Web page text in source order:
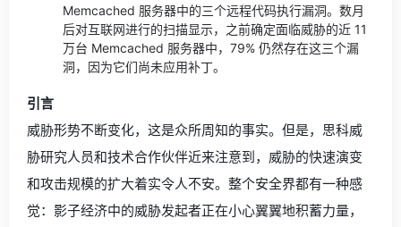
Memcached 服务器中的三个远程代码执行漏洞。数月
后对互联网进行的扫描显示，之前确定面临威胁的近 11
万台 Memcached 服务器中，79% 仍然存在这三个漏
洞，因为它们尚未应用补丁。
引言
威胁形势不断变化，这是众所周知的事实。但是，思科威
胁研究人员和技术合作伙伴近来注意到，威胁的快速演变
和攻击规模的扩大着实令人不安。整个安全界都有一种感
觉：影子经济中的威胁发起者正在小心翼翼地积蓄力量，